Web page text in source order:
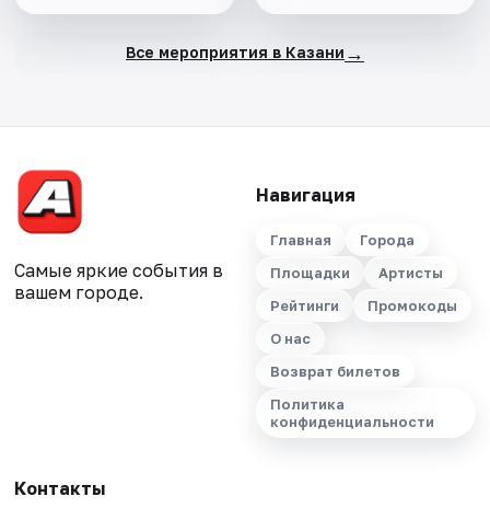
Все мероприятия в Казани →
Самые яркие события в
вашем городе.
Навигация
Главная
Города
Площадки
Артисты
Рейтинги
Промокоды
О нас
Возврат билетов
Политика
конфиденциальности
Контакты